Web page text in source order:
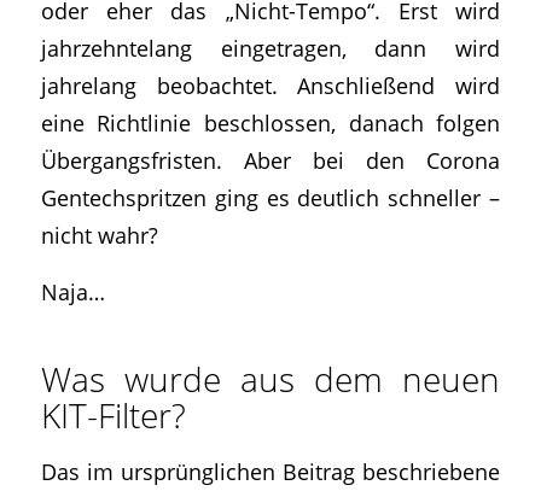
oder eher das „Nicht-Tempo“. Erst wird
jahrzehntelang eingetragen, dann wird
jahrelang beobachtet. Anschließend wird
eine Richtlinie beschlossen, danach folgen
Übergangsfristen. Aber bei den Corona
Gentechspritzen ging es deutlich schneller –
nicht wahr?
Naja…
Was wurde aus dem neuen
KIT-Filter?
Das im ursprünglichen Beitrag beschriebene